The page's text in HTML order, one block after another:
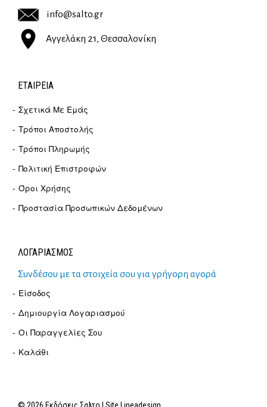
info@salto.gr
Αγγελάκη 21, Θεσσαλονίκη
ΕΤΑΙΡΕΊΑ
Σχετικά Με Εμάς
Τρόποι Αποστολής
Τρόποι Πληρωμής
Πολιτική Επιστροφών
Όροι Χρήσης
Προστασία Προσωπικών Δεδομένων
ΛΟΓΑΡΙΑΣΜΟΣ
Συνδέσου με τα στοιχεία σου για γρήγορη αγορά
Είσοδος
Δημιουργία Λογαριασμού
Οι Παραγγελίες Σου
Καλάθι
© 2026 Εκδόσεις Σαλτο | Site Lineadesign